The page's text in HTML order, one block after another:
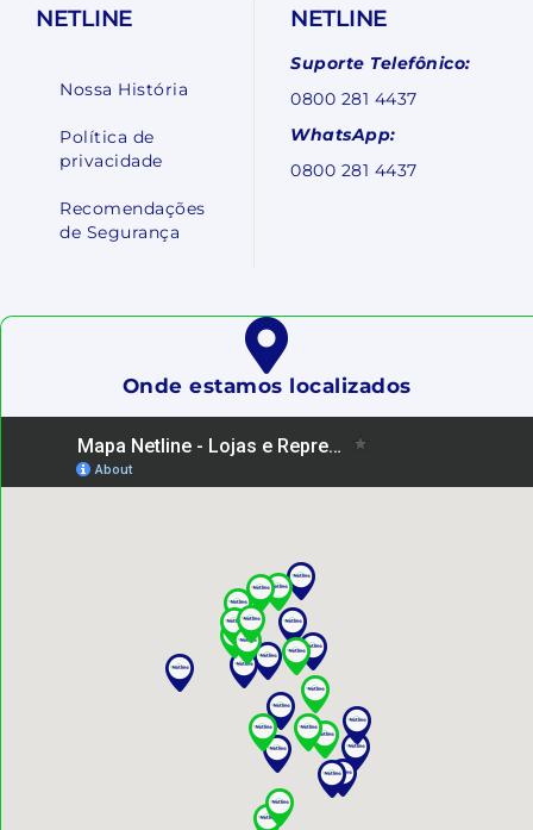
NETLINE
Nossa História
Política de
privacidade
Recomendações
de Segurança
NETLINE
Suporte Telefônico:
0800 281 4437
WhatsApp:
0800 281 4437
Onde estamos localizados